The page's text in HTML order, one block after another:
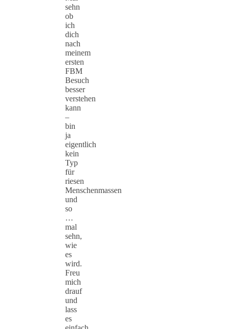
sehn
ob
ich
dich
nach
meinem
ersten
FBM
Besuch
besser
verstehen
kann
–
bin
ja
eigentlich
kein
Typ
für
riesen
Menschenmassen
und
so
…
mal
sehn,
wie
es
wird.
Freu
mich
drauf
und
lass
es